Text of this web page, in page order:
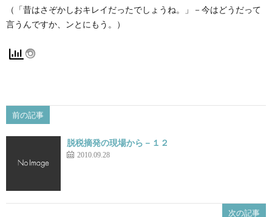
（「昔はさぞかしおキレイだったでしょうね。」－今はどうだって
言うんですか、ンとにもう。）
前の記事
脱税摘発の現場から－１２
2010.09.28
次の記事